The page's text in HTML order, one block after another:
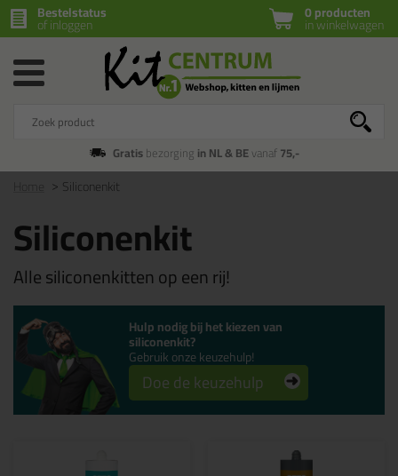
0 producten
in winkelwagen
Bestelstatus
of inloggen
Gratisbezorging in NL & BEvanaf75,-
Siliconenkit
Siliconenkit
Alle siliconenkitten op een rij!
Hulp nodig bij het kiezen van
siliconenkit?
Gebruik onze keuzehulp!
Doe de keuzehulp